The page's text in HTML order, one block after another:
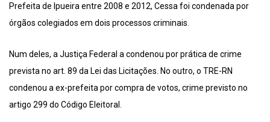
Prefeita de Ipueira entre 2008 e 2012, Cessa foi condenada por
órgãos colegiados em dois processos criminais.
Num deles, a Justiça Federal a condenou por prática de crime
prevista no art. 89 da Lei das Licitações. No outro, o TRE-RN
condenou a ex-prefeita por compra de votos, crime previsto no
artigo 299 do Código Eleitoral.